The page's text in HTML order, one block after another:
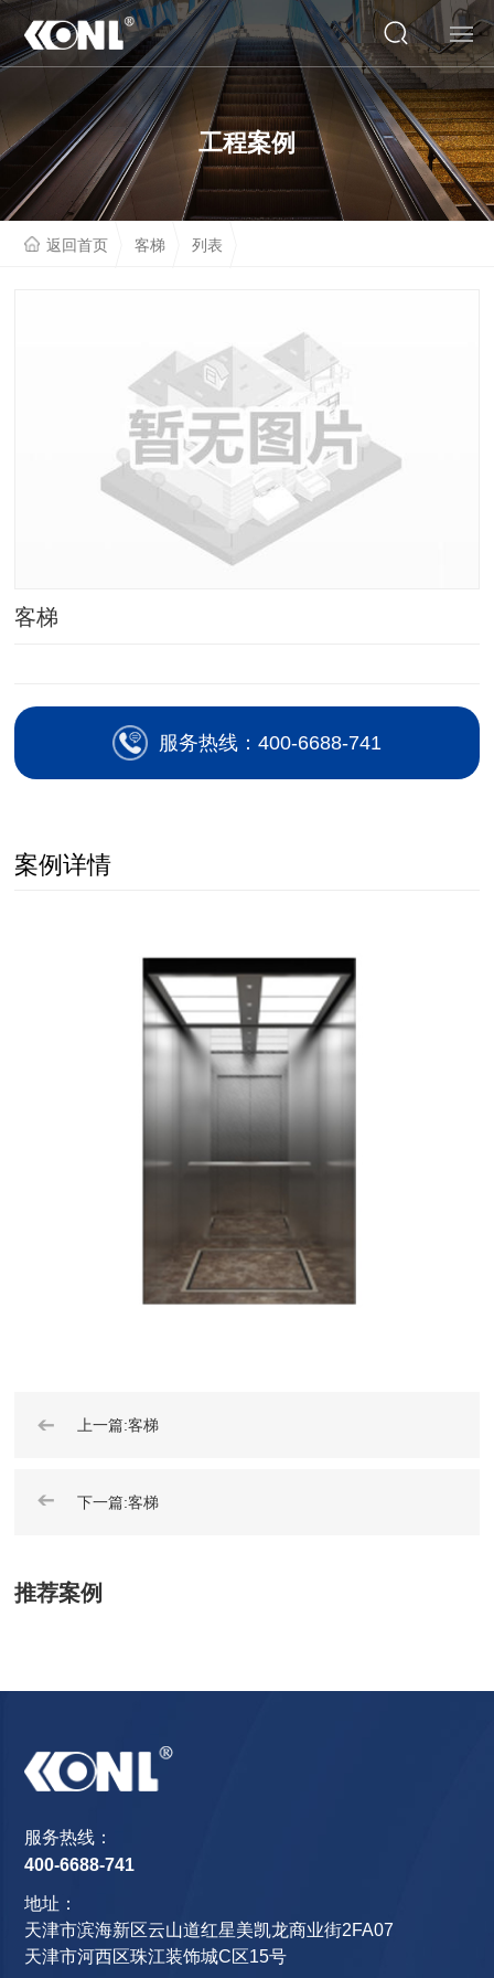
网站首页
关于我们
产品系列
工程案例
返回首页 客梯 列表
客梯
服务热线：400-6688-741
案例详情
➔ 上一篇:客梯
➔ 下一篇:客梯
推荐案例
服务热线：
400-6688-741
地址：
天津市滨海新区云山道红星美凯龙商业街2FA07
天津市河西区珠江装饰城C区15号